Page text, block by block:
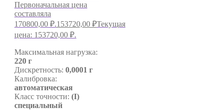
Первоначальная цена
составляла
170800,00 ₽.153720,00 ₽Текущая
цена: 153720,00 ₽.
Максимальная нагрузка:
220 г
Дискретность: 0,0001 г
Калибровка:
автоматическая
Класс точности: (I)
специальный